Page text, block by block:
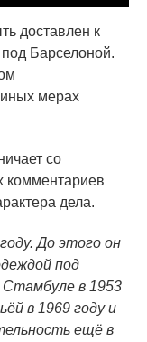
доставлен к
Барселоной.
мерах
со
комментариев
дела.
До этого он
под
Стамбуле в 1953
в 1969 году и
ещё в